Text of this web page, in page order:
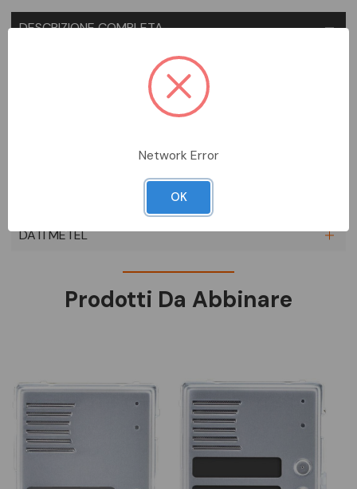
DESCRIZIONE COMPLETA
Scheda opzionale d'interfaccia USB utile per la
programmazione dei posti esterni citotelefonici Sinthesi S2. Il
software di configurazione e i driver USB per il riconoscimento
dell’interfaccia da parte del PC si possono scaricare dall’area
DATI METEL
Prodotti Da Abbinare
Network Error
OK